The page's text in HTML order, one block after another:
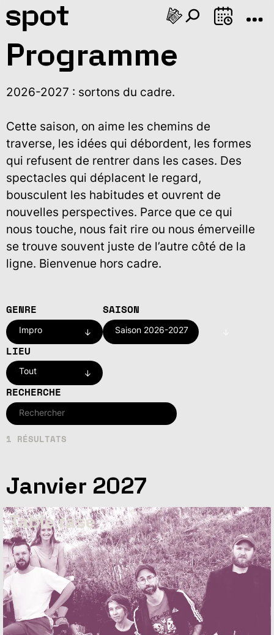
AOÛT
06 07 08 09 10 11 12 13
Programme
2026-2027 : sortons du cadre.
Cette saison, on aime les chemins de
traverse, les idées qui débordent, les formes
qui refusent de rentrer dans les cases. Des
spectacles qui déplacent le regard,
bousculent les habitudes et ouvrent de
nouvelles perspectives. Parce que ce qui
nous touche, nous fait rire ou nous émerveille
se trouve souvent juste de l’autre côté de la
ligne. Bienvenue hors cadre.
GENRE
Impro
SAISON
Saison 2026-2027
LIEU
Tout
RECHERCHE
1 RÉSULTATS
Janvier 2027
Table rase